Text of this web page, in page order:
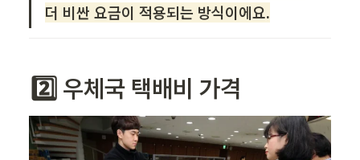
더 비싼 요금이 적용되는 방식이에요.
2️⃣ 우체국 택배비 가격